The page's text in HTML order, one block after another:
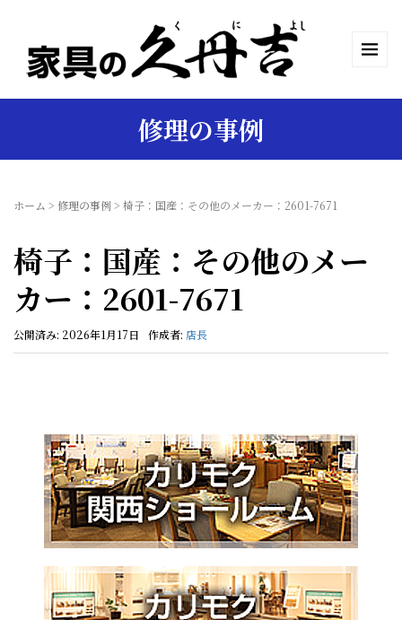
修理の事例
ホーム > 修理の事例 > 椅子：国産：その他のメーカー：2601-7671
椅子：国産：その他のメー
カー：2601-7671
公開済み: 2026年1月17日 作成者: 店長